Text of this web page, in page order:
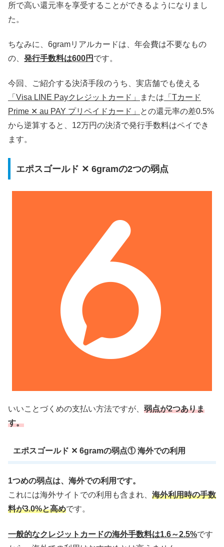
所で高い還元率を享受することができるようになりまし
た。
ちなみに、6gramリアルカードは、年会費は不要なもの
の、 発行手数料は600円 です。
今回、ご紹介する決済手段のうち、実店舗でも使える
「Visa LINE Payクレジットカード」
または 「Tカード
Prime ✕ au PAY プリペイドカード」
との還元率の差0.5%
から逆算すると、12万円の決済で発行手数料はペイでき
ます。
エポスゴールド ✕ 6gramの2つの弱点
いいことづくめの支払い方法ですが、 弱点が2つありま
す。
エポスゴールド ✕ 6gramの弱点① 海外での利用
1つめの弱点は、海外での利用です。
これには海外サイトでの利用も含まれ、 海外利用時の手数
料が3.0%と高めです。
一般的なクレジットカードの海外手数料は1.6～2.5%です